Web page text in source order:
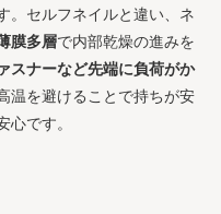
。セルフネイルと違い、ネ
膜多層で内部乾燥の進みを
スナーなど先端に負荷がか
温を避けることで持ちが安
心です。